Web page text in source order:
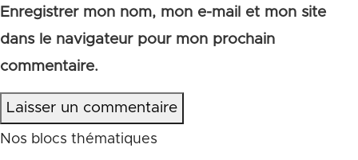
Enregistrer mon nom, mon e-mail et mon site
dans le navigateur pour mon prochain
commentaire.
Laisser un commentaire
Nos blocs thématiques